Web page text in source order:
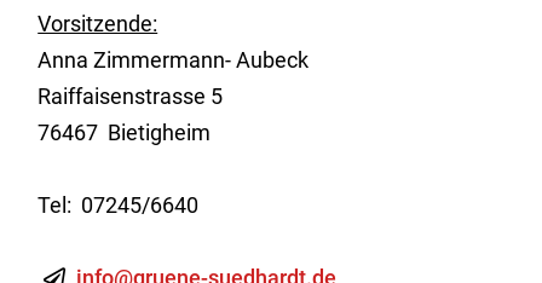
Vorsitzende:
Anna Zimmermann- Aubeck
Raiffaisenstrasse 5
76467 Bietigheim
Tel: 07245/6640
info@gruene-suedhardt.de